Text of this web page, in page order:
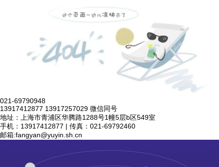
021-69790948
13917412877 13917257029 微信同号
地址：上海市青浦区华腾路1288号1幢5层b区549室
手机：13917412877 | 传真：021-69792460
邮箱:fangyan@yuyin.sh.cn